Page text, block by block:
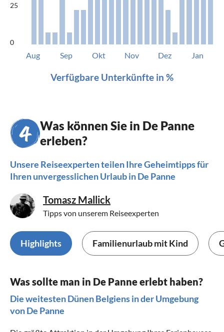
25
0
Aug Sep Okt Nov Dez Jan
Verfügbare Unterkünfte in %
Was können Sie in De Panne
erleben?
Unsere Reiseexperten teilen Ihre Geheimtipps für
Ihren unvergesslichen Urlaub in De Panne
Tipps von unserem Reiseexperten
Tomasz Mallick
Highlights Familienurlaub mit Kind
Was sollte man in De Panne erlebt haben?
Die weitesten Dünen Belgiens in der Umgebung
von De Panne